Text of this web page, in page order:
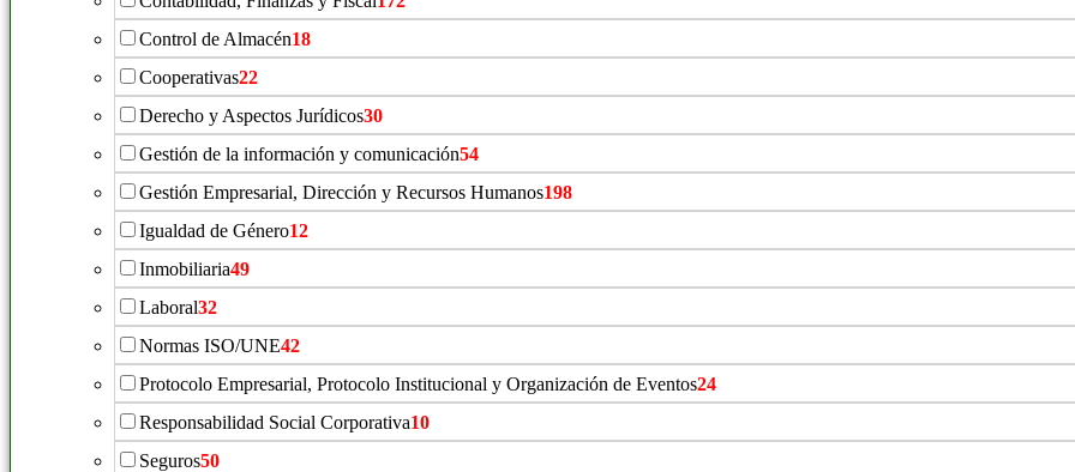
Control de Almacén18
Cooperativas22
Derecho y Aspectos Jurídicos30
Gestión de la información y comunicación54
Gestión Empresarial, Dirección y Recursos Humanos198
Igualdad de Género12
Inmobiliaria49
Laboral32
Normas ISO/UNE42
Protocolo Empresarial, Protocolo Institucional y Organización de Eventos24
Responsabilidad Social Corporativa10
Seguros50